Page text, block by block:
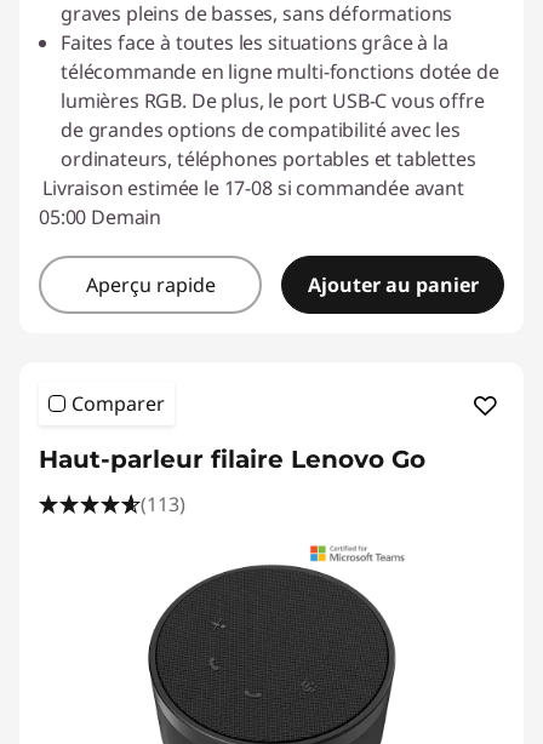
graves pleins de basses, sans déformations
Faites face à toutes les situations grâce à la
télécommande en ligne multi-fonctions dotée de
lumières RGB. De plus, le port USB-C vous offre
de grandes options de compatibilité avec les
ordinateurs, téléphones portables et tablettes
Livraison estimée le 17-08 si commandée avant
05:00 Demain
Aperçu rapide Ajouter au panier
Comparer
Haut-parleur filaire Lenovo Go
(113)